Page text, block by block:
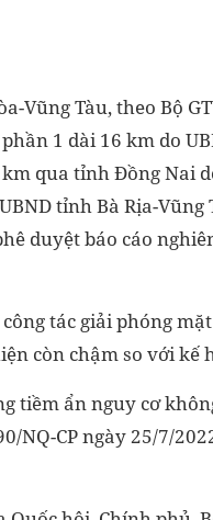
Vũng Tàu, theo Bộ
1 dài 16 km do
qua tỉnh Đồng Nai
tỉnh Bà Rịa-Vũng
duyệt báo cáo
tác giải phóng
còn chậm so với kế
tiềm ẩn nguy cơ
NQ-CP ngày 25/7/